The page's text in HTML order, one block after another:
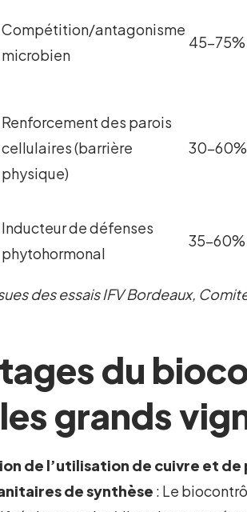
Compétition/antagonisme
microbien
45-
Renforcement des parois
cellulaires (barrière
physique)
30-60%
Inducteur de défenses
phytohormonal
35-60%
des essais IFV Bordeaux,
du
grands
de l’utilisation de cuivre et
de synthèse : Le